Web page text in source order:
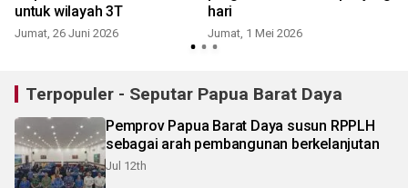
untuk wilayah 3T
Jumat, 26 Juni 2026
hari
Jumat, 1 Mei 2026
Terpopuler - Seputar Papua Barat Daya
Pemprov Papua Barat Daya susun RPPLH
sebagai arah pembangunan berkelanjutan
Jul 12th